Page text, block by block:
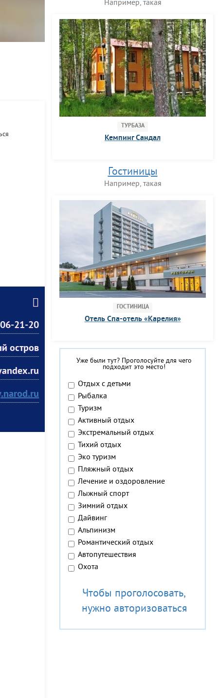
21-20
остров
Например, такая
ТУРБАЗА
Кемпинг Сандал
Гостиницы
Например, такая
ГОСТИНИЦА
Отель Спа-отель «Карелия»
Уже были тут? Проголосуйте для чего
подходит это место!
Отдых с детьми
Рыбалка
Туризм
Активный отдых
Экстремальный отдых
Тихий отдых
Эко туризм
Пляжный отдых
Лечение и оздоровление
Лыжный спорт
Зимний отдых
Дайвинг
Альпинизм
Романтический отдых
Автопутешествия
Охота
Чтобы проголосовать,
нужно авторизоваться